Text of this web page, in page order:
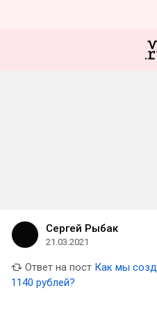
Сергей Рыбак
21.03.2021
Ответ на пост Как мы
1140 рублей?